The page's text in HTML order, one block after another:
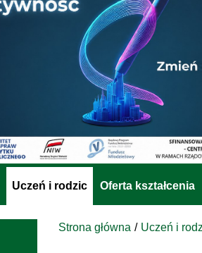
Uczeń i rodzic Oferta kształcenia
Strona główna Uczeń i